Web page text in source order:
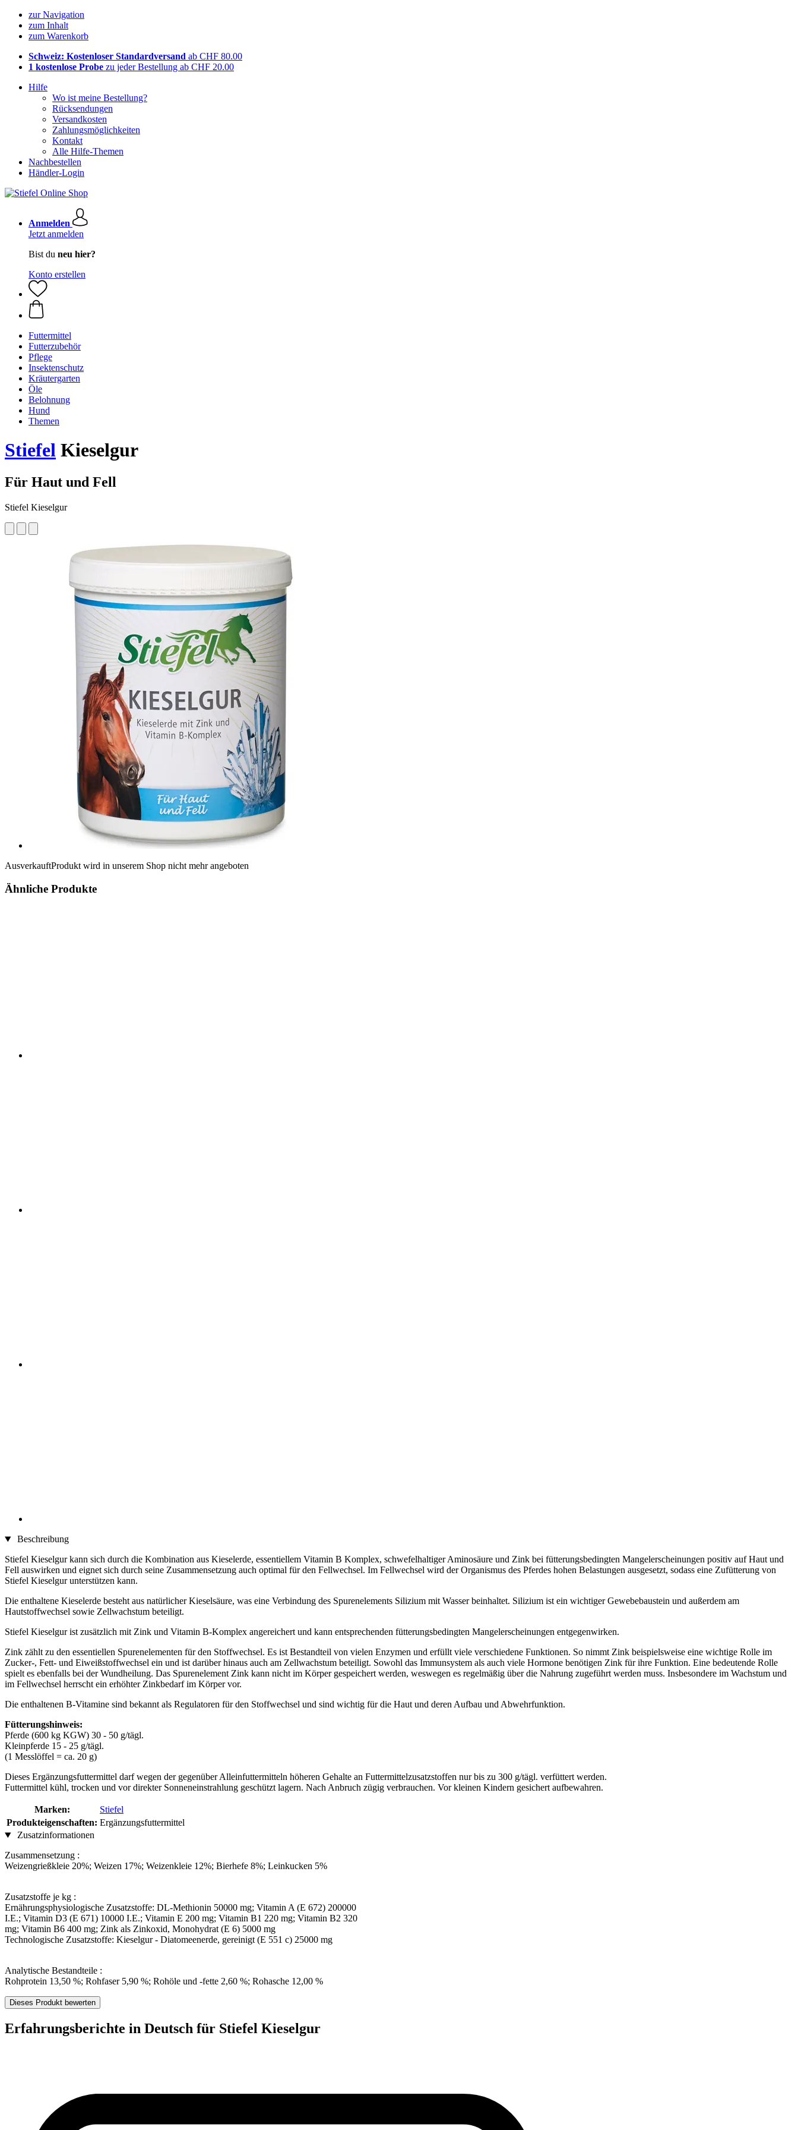
zur Navigation
zum Inhalt
zum Warenkorb
Schweiz: Kostenloser Standardversand ab CHF 80.00
1 kostenlose Probe zu jeder Bestellung ab CHF 20.00
Hilfe
Wo ist meine Bestellung?
Rücksendungen
Versandkosten
Zahlungsmöglichkeiten
Kontakt
Alle Hilfe-Themen
Nachbestellen
Händler-Login
Anmelden
Jetzt anmelden
Bist du neu hier?
Konto erstellen
Futtermittel
Futterzubehör
Pflege
Insektenschutz
Kräutergarten
Öle
Belohnung
Hund
Themen
Stiefel Kieselgur
Für Haut und Fell
Stiefel Kieselgur
AusverkauftProdukt wird in unserem Shop nicht mehr angeboten
Ähnliche Produkte
Beschreibung
Stiefel Kieselgur kann sich durch die Kombination aus Kieselerde, essentiellem Vitamin B Komplex, schwefelhaltiger Aminosäure und Zink bei fütterungsbedingten Mangelerscheinungen positiv auf Haut und
Fell auswirken und eignet sich durch seine Zusammensetzung auch optimal für den Fellwechsel. Im Fellwechsel wird der Organismus des Pferdes hohen Belastungen ausgesetzt, sodass eine Zufütterung von
Stiefel Kieselgur unterstützen kann.
Die enthaltene Kieselerde besteht aus natürlicher Kieselsäure, was eine Verbindung des Spurenelements Silizium mit Wasser beinhaltet. Silizium ist ein wichtiger Gewebebaustein und außerdem am
Hautstoffwechsel sowie Zellwachstum beteiligt.
Stiefel Kieselgur ist zusätzlich mit Zink und Vitamin B-Komplex angereichert und kann entsprechenden fütterungsbedingten Mangelerscheinungen entgegenwirken.
Zink zählt zu den essentiellen Spurenelementen für den Stoffwechsel. Es ist Bestandteil von vielen Enzymen und erfüllt viele verschiedene Funktionen. So nimmt Zink beispielsweise eine wichtige Rolle im
Zucker-, Fett- und Eiweißstoffwechsel ein und ist darüber hinaus auch am Zellwachstum beteiligt. Sowohl das Immunsystem als auch viele Hormone benötigen Zink für ihre Funktion. Eine bedeutende Rolle
spielt es ebenfalls bei der Wundheilung. Das Spurenelement Zink kann nicht im Körper gespeichert werden, weswegen es regelmäßig über die Nahrung zugeführt werden muss. Insbesondere im Wachstum und
im Fellwechsel herrscht ein erhöhter Zinkbedarf im Körper vor.
Die enthaltenen B-Vitamine sind bekannt als Regulatoren für den Stoffwechsel und sind wichtig für die Haut und deren Aufbau und Abwehrfunktion.
Fütterungshinweis:
Pferde (600 kg KGW) 30 - 50 g/tägl.
Kleinpferde 15 - 25 g/tägl.
(1 Messlöffel = ca. 20 g)
Dieses Ergänzungsfuttermittel darf wegen der gegenüber Alleinfuttermitteln höheren Gehalte an Futtermittelzusatzstoffen nur bis zu 300 g/tägl. verfüttert werden.
Futtermittel kühl, trocken und vor direkter Sonneneinstrahlung geschützt lagern. Nach Anbruch zügig verbrauchen. Vor kleinen Kindern gesichert aufbewahren.
Marken:
Stiefel
Produkteigenschaften: Ergänzungsfuttermittel
Zusatzinformationen
Zusammensetzung :
Weizengrießkleie 20%; Weizen 17%; Weizenkleie 12%; Bierhefe 8%; Leinkucken 5%
Zusatzstoffe je kg :
Ernährungsphysiologische Zusatzstoffe: DL-Methionin 50000 mg; Vitamin A (E 672) 200000
I.E.; Vitamin D3 (E 671) 10000 I.E.; Vitamin E 200 mg; Vitamin B1 220 mg; Vitamin B2 320
mg; Vitamin B6 400 mg; Zink als Zinkoxid, Monohydrat (E 6) 5000 mg
Technologische Zusatzstoffe: Kieselgur - Diatomeenerde, gereinigt (E 551 c) 25000 mg
Analytische Bestandteile :
Rohprotein 13,50 %; Rohfaser 5,90 %; Rohöle und -fette 2,60 %; Rohasche 12,00 %
Dieses Produkt bewerten
Erfahrungsberichte in Deutsch für Stiefel Kieselgur